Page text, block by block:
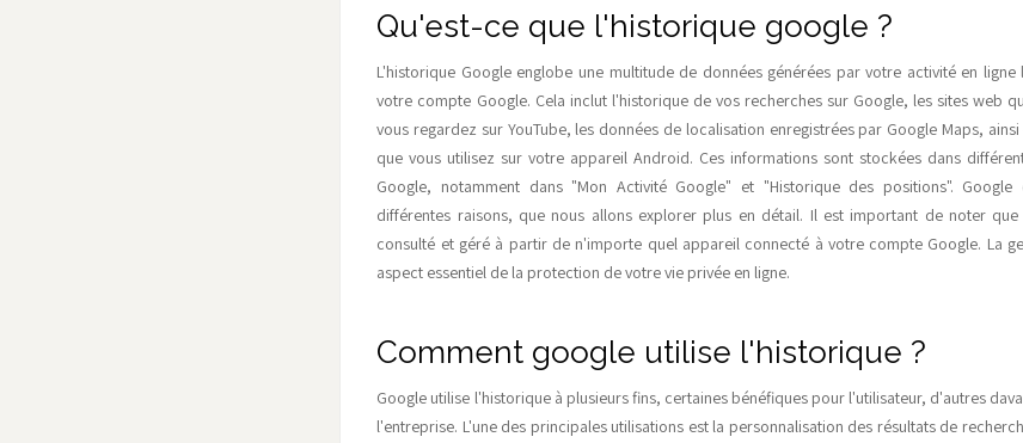
Qu'est-ce que l'historique google ?
L'historique Google englobe une multitude de données générées par votre activité en
votre compte Google. Cela inclut l'historique de vos recherches sur Google, les sites web
vous regardez sur YouTube, les données de localisation enregistrées par Google Maps,
que vous utilisez sur votre appareil Android. Ces informations sont stockées dans
Google, notamment dans "Mon Activité Google" et "Historique des positions".
différentes raisons, que nous allons explorer plus en détail. Il est important de noter
consulté et géré à partir de n'importe quel appareil connecté à votre compte Google. La
aspect essentiel de la protection de votre vie privée en ligne.
Comment google utilise l'historique ?
Google utilise l'historique à plusieurs fins, certaines bénéfiques pour l'utilisateur, d'autres
l'entreprise. L'une des principales utilisations est la personnalisation des résultats de